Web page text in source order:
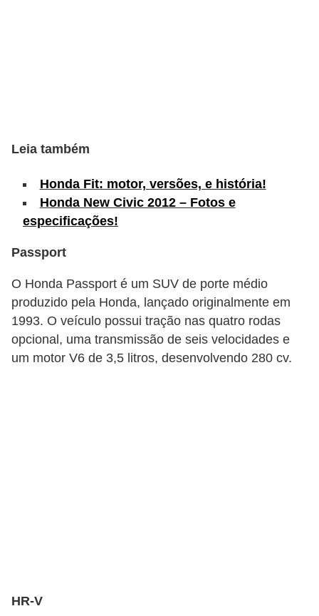
Leia também
Honda Fit: motor, versões, e história!
Honda New Civic 2012 – Fotos e
especificações!
Passport
O Honda Passport é um SUV de porte médio
produzido pela Honda, lançado originalmente em
1993. O veículo possui tração nas quatro rodas
opcional, uma transmissão de seis velocidades e
um motor V6 de 3,5 litros, desenvolvendo 280 cv.
HR-V
o
i
c
l
e
t
a
e